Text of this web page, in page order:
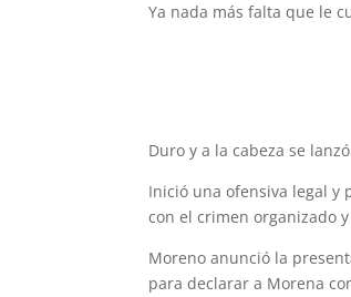
Ya nada más falta que le
Duro y a la cabeza se
Inició una ofensiva legal y
con el crimen organizado
Moreno anunció la
para declarar a Morena